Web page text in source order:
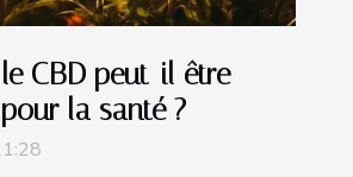
CBD peut-il être
la santé ?